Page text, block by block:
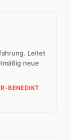
Leitet
neue
BENEDIKT